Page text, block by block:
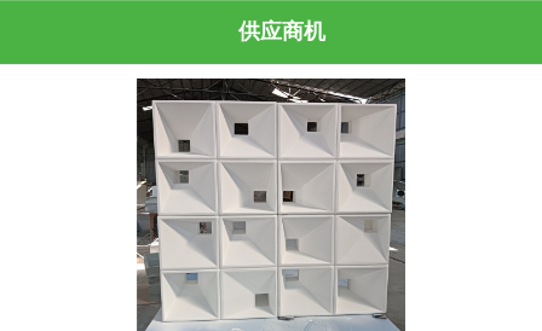
供应商机